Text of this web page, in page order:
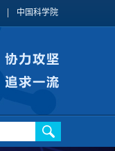
中国科学院